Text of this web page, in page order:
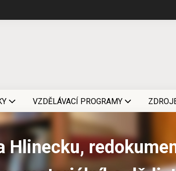
VZDĚLÁVACÍ PROGRAMY
Hlinecku,